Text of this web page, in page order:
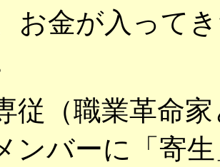
お金が入って
従（職業革命
ンバーに「寄